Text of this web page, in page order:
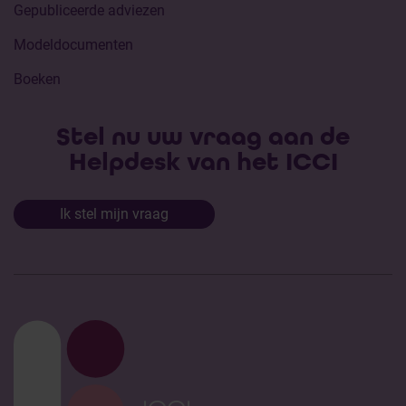
Gepubliceerde adviezen
Modeldocumenten
Boeken
Stel nu uw vraag aan de
Helpdesk van het ICCI
Ik stel mijn vraag